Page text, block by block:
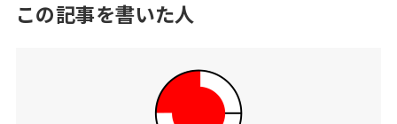
この記事を書いた人